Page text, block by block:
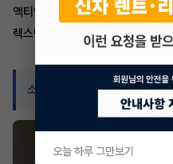
액티언 : 최대 100만 원 혜택 제공.
렉스턴 스포츠 & 칸 : 200만 원 할
소비자 의견 및 시장 반응
오늘 하루 그만보기